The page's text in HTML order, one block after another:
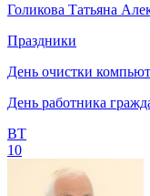
Голикова Татьяна
Праздники
День очистки
День работника
ВТ
10